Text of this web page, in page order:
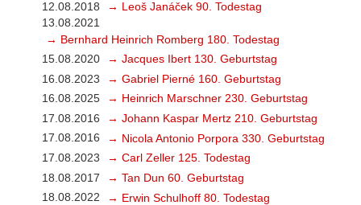
12.08.2018
→ Leoš Janáček 90. Todestag
13.08.2021
→ Bernhard Heinrich Romberg 180. Todestag
15.08.2020
→ Jacques Ibert 130. Geburtstag
16.08.2023
→ Gabriel Pierné 160. Geburtstag
16.08.2025
→ Heinrich Marschner 230. Geburtstag
17.08.2016
→ Johann Kaspar Mertz 210. Geburtstag
17.08.2016
→ Nicola Antonio Porpora 330. Geburtstag
17.08.2023
→ Carl Zeller 125. Todestag
18.08.2017
→ Tan Dun 60. Geburtstag
18.08.2022
→ Erwin Schulhoff 80. Todestag